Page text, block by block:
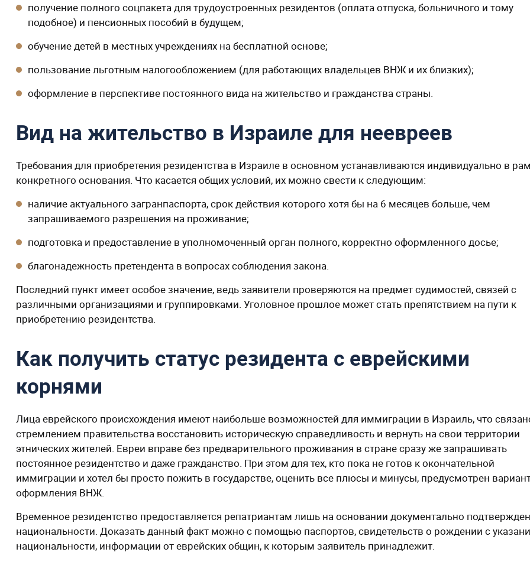
получение полного соцпакета для трудоустроенных резидентов (оплата отпуска, больничного и тому
подобное) и пенсионных пособий в будущем;
обучение детей в местных учреждениях на бесплатной основе;
пользование льготным налогообложением (для работающих владельцев ВНЖ и их близких);
оформление в перспективе постоянного вида на жительство и гражданства страны.
Вид на жительство в Израиле для неевреев
Требования для приобретения резидентства в Израиле в основном устанавливаются индивидуально в
конкретного основания. Что касается общих условий, их можно свести к следующим:
наличие актуального загранпаспорта, срок действия которого хотя бы на 6 месяцев больше, чем
запрашиваемого разрешения на проживание;
подготовка и предоставление в уполномоченный орган полного, корректно оформленного досье;
благонадежность претендента в вопросах соблюдения закона.
Последний пункт имеет особое значение, ведь заявители проверяются на предмет судимостей, связей с
различными организациями и группировками. Уголовное прошлое может стать препятствием на пути к
приобретению резидентства.
Как получить статус резидента с еврейскими
корнями
Лица еврейского происхождения имеют наибольше возможностей для иммиграции в Израиль, что
стремлением правительства восстановить историческую справедливость и вернуть на свои территории
этнических жителей. Евреи вправе без предварительного проживания в стране сразу же запрашивать
постоянное резидентство и даже гражданство. При этом для тех, кто пока не готов к окончательной
иммиграции и хотел бы просто пожить в государстве, оценить все плюсы и минусы, предусмотрен
оформления ВНЖ.
Временное резидентство предоставляется репатриантам лишь на основании документально
национальности. Доказать данный факт можно с помощью паспортов, свидетельств о рождении с
национальности, информации от еврейских общин, к которым заявитель принадлежит.